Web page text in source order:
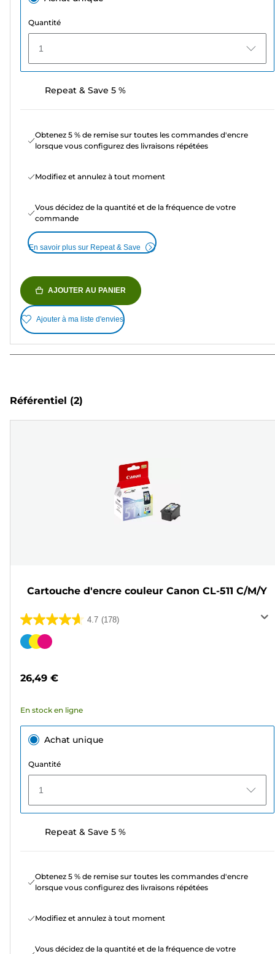
Quantité
1
Repeat & Save 5 %
Obtenez 5 % de remise sur toutes les commandes d'encre
lorsque vous configurez des livraisons répétées
Modifiez et annulez à tout moment
Vous décidez de la quantité et de la fréquence de votre
commande
En savoir plus sur Repeat & Save
AJOUTER AU PANIER
Ajouter à ma liste d'envies
Référentiel (2)
Cartouche d'encre couleur Canon CL-511 C/M/Y
4.7 (178)
4.7
sur
178
Cartouche
26,49 €
En stock en ligne
Achat unique
Quantité
1
Repeat & Save 5 %
Obtenez 5 % de remise sur toutes les commandes d'encre
lorsque vous configurez des livraisons répétées
Modifiez et annulez à tout moment
Vous décidez de la quantité et de la fréquence de votre